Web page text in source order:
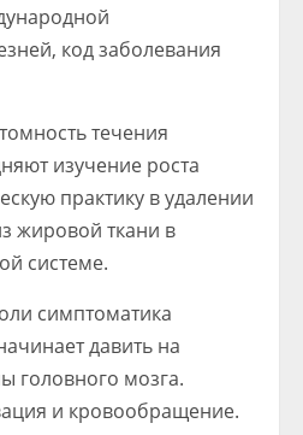
код заболевания
течения
изучение роста
практику в удалении
жировой ткани в
системе.
симптоматика
давить на
головного мозга.
и кровообращение.